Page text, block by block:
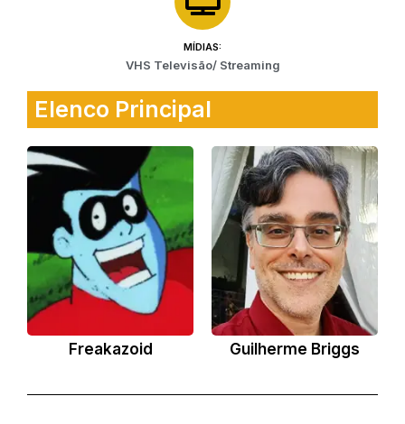
MÍDIAS:
VHS Televisão/ Streaming
Elenco Principal
Freakazoid Guilherme Briggs